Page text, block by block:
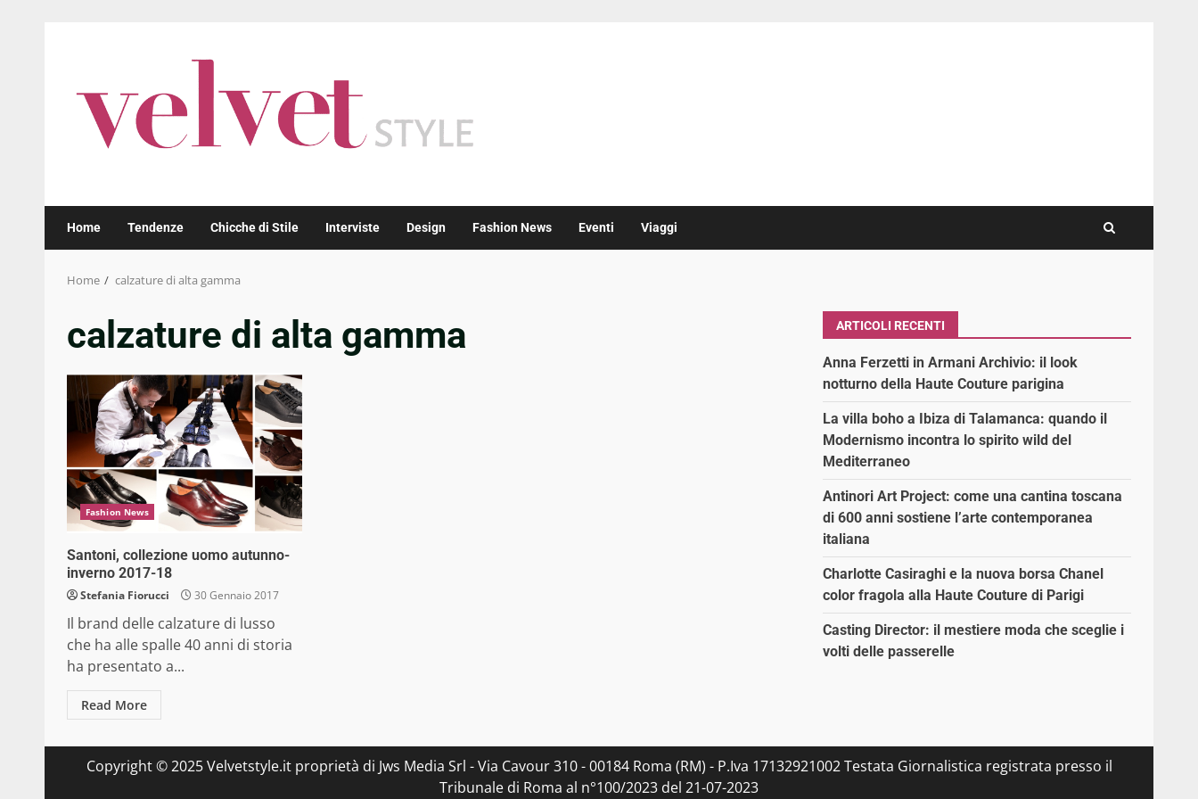
Home Tendenze Chicche di Stile Interviste Design Fashion News Eventi Viaggi
Home calzature di alta gamma
calzature di alta gamma
Fashion News
Santoni, collezione uomo autunno-
inverno 2017-18
Stefania Fiorucci 30 Gennaio 2017
Il brand delle calzature di lusso
che ha alle spalle 40 anni di storia
ha presentato a...
Read More
ARTICOLI RECENTI
Anna Ferzetti in Armani Archivio: il look
notturno della Haute Couture parigina
La villa boho a Ibiza di Talamanca: quando il
Modernismo incontra lo spirito wild del
Mediterraneo
Antinori Art Project: come una cantina toscana
di 600 anni sostiene l’arte contemporanea
italiana
Charlotte Casiraghi e la nuova borsa Chanel
color fragola alla Haute Couture di Parigi
Casting Director: il mestiere moda che sceglie i
volti delle passerelle
Copyright © 2025 Velvetstyle.it proprietà di Jws Media Srl - Via Cavour 310 - 00184 Roma (RM) - P.Iva 17132921002 Testata Giornalistica registrata presso il
Tribunale di Roma al n°100/2023 del 21-07-2023